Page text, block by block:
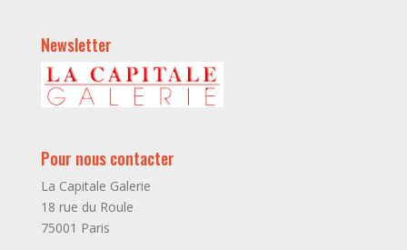
Newsletter
Pour nous contacter
La Capitale Galerie
18 rue du Roule
75001 Paris